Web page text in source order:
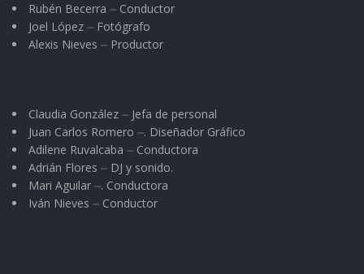
Rubén Becerra ⏤ Conductor
Joel López ⏤ Fotógrafo
Alexis Nieves ⏤ Productor
Claudia González ⏤ Jefa de personal
Juan Carlos Romero ⏤. Diseñador Gráfico
Adilene Ruvalcaba ⏤ Conductora
Adrián Flores ⏤ DJ y sonido.
Mari Aguilar ⏤. Conductora
Iván Nieves ⏤ Conductor